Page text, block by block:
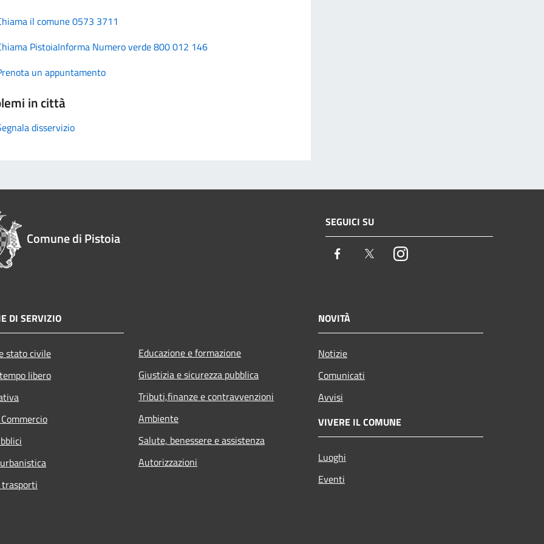
il comune 0573 3711
PistoiaInforma Numero verde 800 012 146
un appuntamento
in città
disservizio
Comune di Pistoia
SEGUICI SU
Facebook TwitterInstagram
DI SERVIZIO
stato civile
libero
Educazione e formazione
Giustizia e sicurezza pubblica
Tributi,finanze e contravvenzioni
Ambiente
Salute, benessere e assistenza
Autorizzazioni
NOVITÀ
Notizie
Comunicati
Avvisi
VIVERE IL COMUNE
Luoghi
Eventi